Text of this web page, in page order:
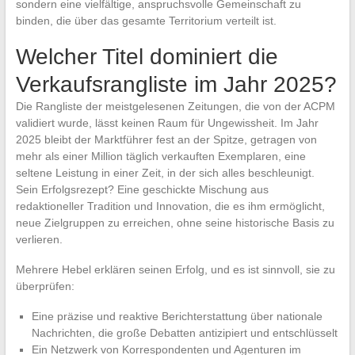
sondern eine vielfältige, anspruchsvolle Gemeinschaft zu
binden, die über das gesamte Territorium verteilt ist.
Welcher Titel dominiert die
Verkaufsrangliste im Jahr 2025?
Die Rangliste der meistgelesenen Zeitungen, die von der ACPM
validiert wurde, lässt keinen Raum für Ungewissheit. Im Jahr
2025 bleibt der Marktführer fest an der Spitze, getragen von
mehr als einer Million täglich verkauften Exemplaren, eine
seltene Leistung in einer Zeit, in der sich alles beschleunigt.
Sein Erfolgsrezept? Eine geschickte Mischung aus
redaktioneller Tradition und Innovation, die es ihm ermöglicht,
neue Zielgruppen zu erreichen, ohne seine historische Basis zu
verlieren.
Mehrere Hebel erklären seinen Erfolg, und es ist sinnvoll, sie zu
überprüfen:
Eine präzise und reaktive Berichterstattung über nationale
Nachrichten, die große Debatten antizipiert und entschlüsselt
Ein Netzwerk von Korrespondenten und Agenturen im